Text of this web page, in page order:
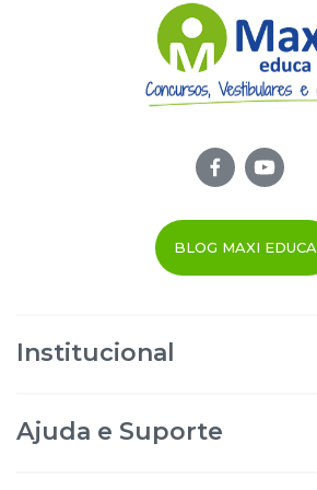
BLOG MAXI EDUCA
Institucional
Área do Afiliado
Ajuda e Suporte